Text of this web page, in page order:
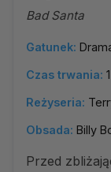
Bad Santa
Gatunek:
Czas trwania:
Reżyseria:
Obsada: Billy
Przed